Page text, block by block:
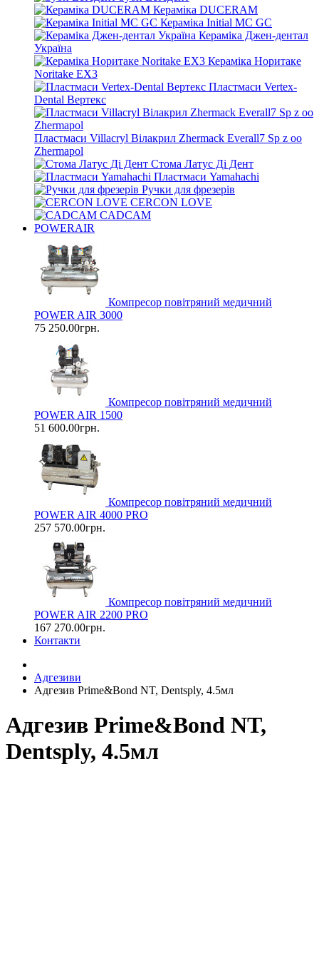
Кераміка DUCERAM
Кераміка Initial MC GC
Кераміка Джен-дентал
Україна
Кераміка Норитаке
Noritake EX3
Пластмаси Vertex-
Dental Вертекс
Пластмаси Villacryl Вілакрил Zhermack Everall7 Sp z oo
Zhermapol
Стома Латус Ді Дент
Пластмаси Yamahachi
Ручки для фрезерів
CERCON LOVE
CADCAM
POWERAIR
Компресор повітряний медичний
POWER AIR 3000
75 250.00грн.
Компресор повітряний медичний
POWER AIR 1500
51 600.00грн.
Компресор повітряний медичний
POWER AIR 4000 PRO
257 570.00грн.
Компресор повітряний медичний
POWER AIR 2200 PRO
167 270.00грн.
Контакти
Адгезиви
Адгезив Prime&Bond NT, Dentsply, 4.5мл
Адгезив Prime&Bond NT,
Dentsply, 4.5мл